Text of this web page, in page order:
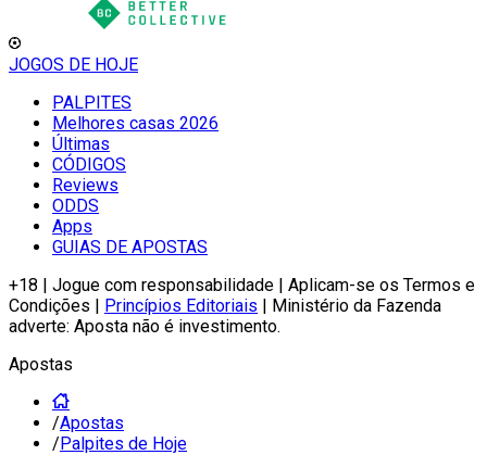
JOGOS DE HOJE
PALPITES
Melhores casas 2026
Últimas
CÓDIGOS
Reviews
ODDS
Apps
GUIAS DE APOSTAS
+18 | Jogue com responsabilidade | Aplicam-se os Termos e
Condições | Princípios Editoriais | Ministério da Fazenda
adverte: Aposta não é investimento.
Apostas
/Apostas
/Palpites de Hoje